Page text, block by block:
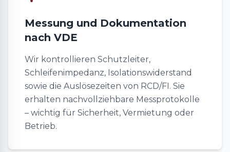
Messung und Dokumentation
nach VDE
Wir kontrollieren Schutzleiter,
Schleifenimpedanz, Isolationswiderstand
sowie die Auslösezeiten von RCD/FI. Sie
erhalten nachvollziehbare Messprotokolle
– wichtig für Sicherheit, Vermietung oder
Betrieb.